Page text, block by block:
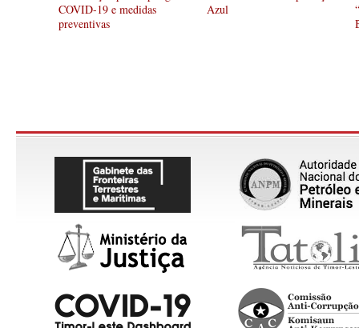
COVID-19 e medidas
preventivas
Azul